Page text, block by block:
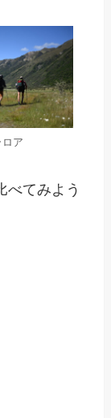
ロア
べてみよう